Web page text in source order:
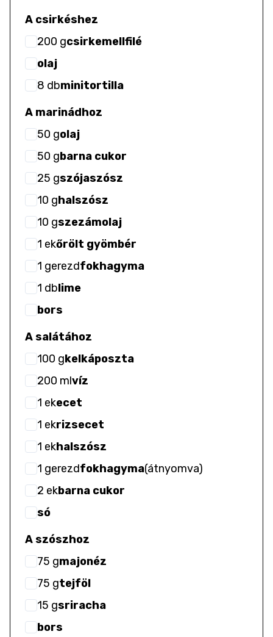
A csirkéshez
200 gcsirkemellfilé
olaj
8 dbminitortilla
A marinádhoz
50 golaj
50 gbarna cukor
25 gszójaszósz
10 ghalszósz
10 gszezámolaj
1 ekőrölt gyömbér
1 gerezdfokhagyma
1 dblime
bors
A salátához
100 gkelkáposzta
200 mlvíz
1 ekecet
1 ekrizsecet
1 ekhalszósz
1 gerezdfokhagyma(átnyomva)
2 ekbarna cukor
só
A szószhoz
75 gmajonéz
75 gtejföl
15 gsriracha
bors